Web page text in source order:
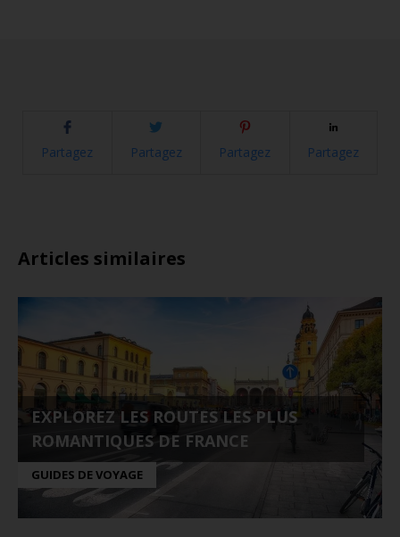
Partagez Partagez Partagez Partagez
Articles similaires
EXPLOREZ LES ROUTES LES PLUS
ROMANTIQUES DE FRANCE
GUIDES DE VOYAGE